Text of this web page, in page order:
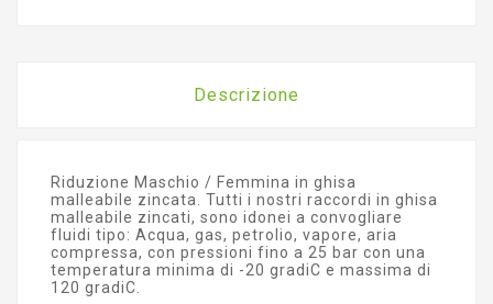
Descrizione
Riduzione Maschio / Femmina in ghisa
malleabile zincata. Tutti i nostri raccordi in ghisa
malleabile zincati, sono idonei a convogliare
fluidi tipo: Acqua, gas, petrolio, vapore, aria
compressa, con pressioni fino a 25 bar con una
temperatura minima di -20 gradiC e massima di
120 gradiC.